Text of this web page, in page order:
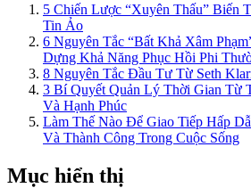
5 Chiến Lược “Xuyên Thấu” Biến
Tin Ảo
6 Nguyên Tắc “Bất Khả Xâm
Dựng Khả Năng Phục Hồi Phi
8 Nguyên Tắc Đầu Tư Từ Seth
3 Bí Quyết Quản Lý Thời Gian Từ
Và Hạnh Phúc
Làm Thế Nào Để Giao Tiếp Hấp
Và Thành Công Trong Cuộc Sống
Mục hiển thị